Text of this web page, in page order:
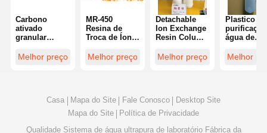
Carbono
ativado
granular
de ouro
Purificação
Melhor preço
MR-450
Resina de
Troca de Íons
Níveis mais
baixos de
TOC
Melhor preço
Detachable
Ion Exchange
Resin Column
Purification
Consumables
Melhor preço
Plastico
água de
alimentar
Melhor
Casa Mapa do Site Fale Conosco
Desktop Site
Mapa do Site
Política de Privacidade
Qualidade Sistema de água ultrapura de laboratórioFábrica da